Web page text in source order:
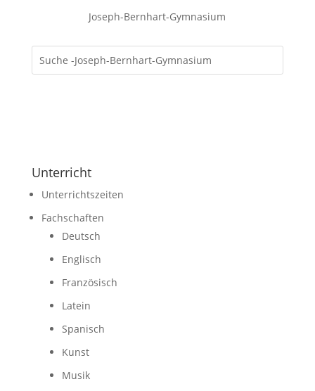
Joseph-Bernhart-Gymnasium
Unterricht
Unterrichtszeiten
Fachschaften
Deutsch
Englisch
Französisch
Latein
Spanisch
Kunst
Musik